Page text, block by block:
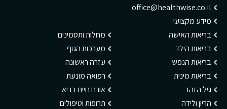
office@healthwise.co.il
מידע מקצועי
בריאות האישה
בריאות הילד
בריאות הנפש
בריאות מינית
גיל הזהב
הריון ולידה
מחלות ותסמינים
מערכות הגוף
עזרה ראשונה
רפואה מונעת
אורח חיים בריא
תרופות וטיפולים